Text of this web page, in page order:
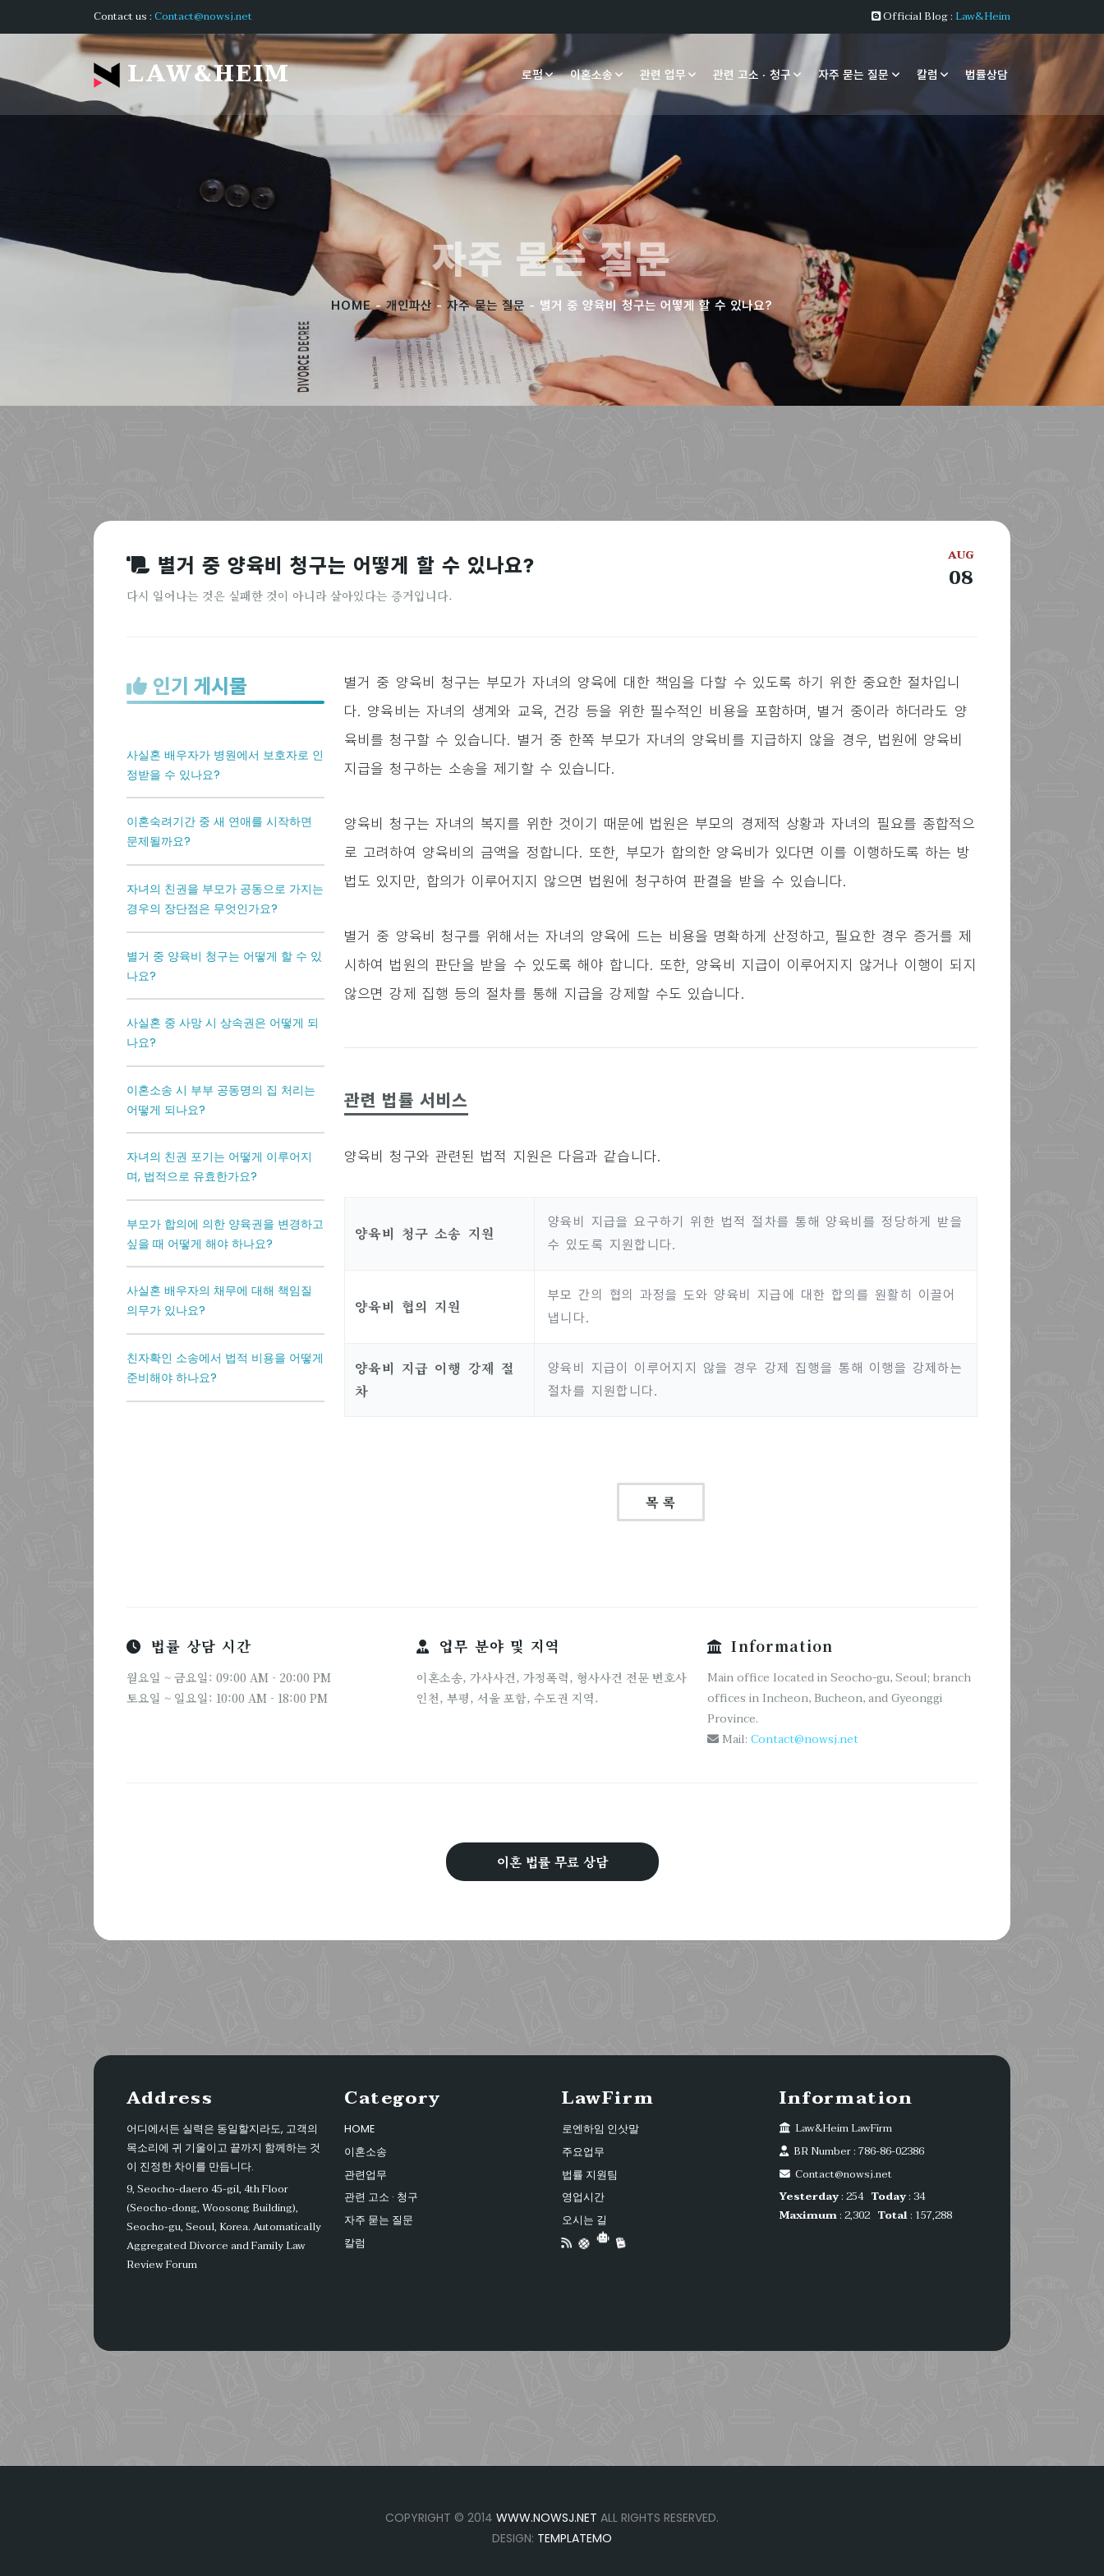
Contact us :Contact@nowsj.net Official Blog : Law&Heim
LAW&HEIM 로펌 이혼소송 관련 업무 관련 고소 · 청구 자주 묻는 질문 칼럼 법률상담
자주 묻는 질문
HOME-개인파산 -자주 묻는 질문 - 별거 중 양육비 청구는 어떻게 할 수 있나요?
AUG
08
별거 중 양육비 청구는 어떻게 할 수 있나요?
다시 일어나는 것은 실패한 것이 아니라 살아있다는 증거입니다.
인기 게시물
사실혼 배우자가 병원에서 보호자로 인
정받을 수 있나요?
이혼숙려기간 중 새 연애를 시작하면
문제될까요?
자녀의 친권을 부모가 공동으로 가지는
경우의 장단점은 무엇인가요?
별거 중 양육비 청구는 어떻게 할 수 있
나요?
사실혼 중 사망 시 상속권은 어떻게 되
나요?
이혼소송 시 부부 공동명의 집 처리는
어떻게 되나요?
자녀의 친권 포기는 어떻게 이루어지
며, 법적으로 유효한가요?
부모가 합의에 의한 양육권을 변경하고
싶을 때 어떻게 해야 하나요?
사실혼 배우자의 채무에 대해 책임질
의무가 있나요?
친자확인 소송에서 법적 비용을 어떻게
준비해야 하나요?
별거 중 양육비 청구는 부모가 자녀의 양육에 대한 책임을 다할 수 있도록 하기 위한 중요한 절차입니
다. 양육비는 자녀의 생계와 교육, 건강 등을 위한 필수적인 비용을 포함하며, 별거 중이라 하더라도 양
육비를 청구할 수 있습니다. 별거 중 한쪽 부모가 자녀의 양육비를 지급하지 않을 경우, 법원에 양육비
지급을 청구하는 소송을 제기할 수 있습니다.
양육비 청구는 자녀의 복지를 위한 것이기 때문에 법원은 부모의 경제적 상황과 자녀의 필요를 종합적으
로 고려하여 양육비의 금액을 정합니다. 또한, 부모가 합의한 양육비가 있다면 이를 이행하도록 하는 방
법도 있지만, 합의가 이루어지지 않으면 법원에 청구하여 판결을 받을 수 있습니다.
별거 중 양육비 청구를 위해서는 자녀의 양육에 드는 비용을 명확하게 산정하고, 필요한 경우 증거를 제
시하여 법원의 판단을 받을 수 있도록 해야 합니다. 또한, 양육비 지급이 이루어지지 않거나 이행이 되지
않으면 강제 집행 등의 절차를 통해 지급을 강제할 수도 있습니다.
관련 법률 서비스
양육비 청구와 관련된 법적 지원은 다음과 같습니다.
양육비 청구 소송 지원
양육비 지급을 요구하기 위한 법적 절차를 통해 양육비를 정당하게 받을
수 있도록 지원합니다.
양육비 협의 지원
부모 간의 협의 과정을 도와 양육비 지급에 대한 합의를 원활히 이끌어
냅니다.
양육비 지급 이행 강제 절
차
양육비 지급이 이루어지지 않을 경우 강제 집행을 통해 이행을 강제하는
절차를 지원합니다.
목 록
법률 상담 시간
월요일 ~ 금요일: 09:00 AM - 20:00 PM
토요일 ~ 일요일: 10:00 AM - 18:00 PM
업무 분야 및 지역
이혼소송, 가사사건, 가정폭력, 형사사건 전문 변호사
인천, 부평, 서울 포함, 수도권 지역.
Information
Main office located in Seocho-gu, Seoul; branch
offices in Incheon, Bucheon, and Gyeonggi
Province.
Mail: Contact@nowsj.net
이혼 법률 무료 상담
Address
어디에서든 실력은 동일할지라도, 고객의
목소리에 귀 기울이고 끝까지 함께하는 것
이 진정한 차이를 만듭니다.
9, Seocho-daero 45-gil, 4th Floor
(Seocho-dong, Woosong Building),
Seocho-gu, Seoul, Korea.Automatically
Aggregated Divorce and Family Law
Review Forum
Category
HOME
이혼소송
관련업무
관련 고소 · 청구
자주 묻는 질문
칼럼
LawFirm
로엔하임 인삿말
주요업무
법률 지원팀
영업시간
오시는 길
Information
Law&Heim LawFirm
BR Number : 786-86-02386
Contact@nowsj.net
Yesterday: 254 Today: 34
Maximum: 2,302 Total: 157,288
COPYRIGHT © 2014 WWW.NOWSJ.NET ALL RIGHTS RESERVED.
DESIGN: TEMPLATEMO